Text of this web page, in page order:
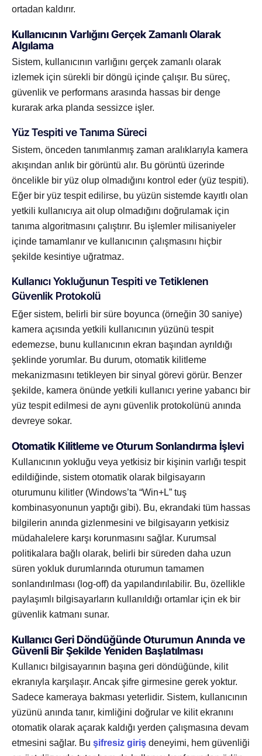
ortadan kaldırır.
Kullanıcının Varlığını Gerçek Zamanlı Olarak
Algılama
Sistem, kullanıcının varlığını gerçek zamanlı olarak
izlemek için sürekli bir döngü içinde çalışır. Bu süreç,
güvenlik ve performans arasında hassas bir denge
kurarak arka planda sessizce işler.
Yüz Tespiti ve Tanıma Süreci
Sistem, önceden tanımlanmış zaman aralıklarıyla kamera
akışından anlık bir görüntü alır. Bu görüntü üzerinde
öncelikle bir yüz olup olmadığını kontrol eder (yüz tespiti).
Eğer bir yüz tespit edilirse, bu yüzün sistemde kayıtlı olan
yetkili kullanıcıya ait olup olmadığını doğrulamak için
tanıma algoritmasını çalıştırır. Bu işlemler milisaniyeler
içinde tamamlanır ve kullanıcının çalışmasını hiçbir
şekilde kesintiye uğratmaz.
Kullanıcı Yokluğunun Tespiti ve Tetiklenen
Güvenlik Protokolü
Eğer sistem, belirli bir süre boyunca (örneğin 30 saniye)
kamera açısında yetkili kullanıcının yüzünü tespit
edemezse, bunu kullanıcının ekran başından ayrıldığı
şeklinde yorumlar. Bu durum, otomatik kilitleme
mekanizmasını tetikleyen bir sinyal görevi görür. Benzer
şekilde, kamera önünde yetkili kullanıcı yerine yabancı bir
yüz tespit edilmesi de aynı güvenlik protokolünü anında
devreye sokar.
Otomatik Kilitleme ve Oturum Sonlandırma İşlevi
Kullanıcının yokluğu veya yetkisiz bir kişinin varlığı tespit
edildiğinde, sistem otomatik olarak bilgisayarın
oturumunu kilitler (Windows’ta “Win+L” tuş
kombinasyonunun yaptığı gibi). Bu, ekrandaki tüm hassas
bilgilerin anında gizlenmesini ve bilgisayarın yetkisiz
müdahalelere karşı korunmasını sağlar. Kurumsal
politikalara bağlı olarak, belirli bir süreden daha uzun
süren yokluk durumlarında oturumun tamamen
sonlandırılması (log-off) da yapılandırılabilir. Bu, özellikle
paylaşımlı bilgisayarların kullanıldığı ortamlar için ek bir
güvenlik katmanı sunar.
Kullanıcı Geri Döndüğünde Oturumun Anında ve
Güvenli Bir Şekilde Yeniden Başlatılması
Kullanıcı bilgisayarının başına geri döndüğünde, kilit
ekranıyla karşılaşır. Ancak şifre girmesine gerek yoktur.
Sadece kameraya bakması yeterlidir. Sistem, kullanıcının
yüzünü anında tanır, kimliğini doğrular ve kilit ekranını
otomatik olarak açarak kaldığı yerden çalışmasına devam
etmesini sağlar. Bu şifresiz giriş deneyimi, hem güvenliği